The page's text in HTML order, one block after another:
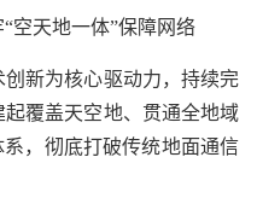
天地一体”保障网络
新为核心驱动力，持续完
覆盖天空地、贯通全地域
，彻底打破传统地面通信